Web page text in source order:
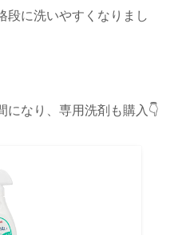
段に洗いやすくなりまし
になり、専用洗剤も購入👇